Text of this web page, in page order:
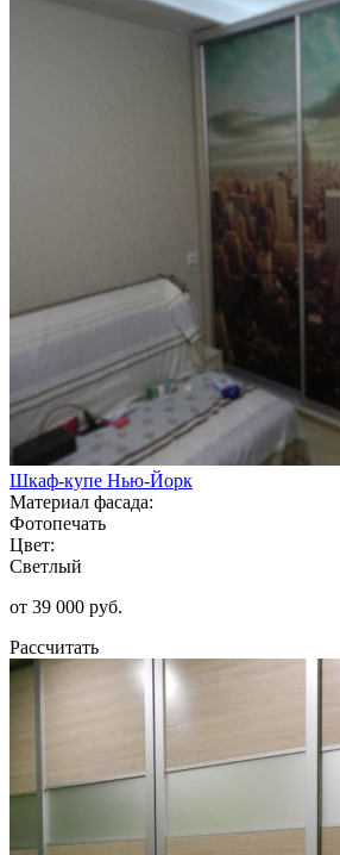
Шкаф-купе Нью-Йорк
Материал фасада:
Фотопечать
Цвет:
Светлый
от 39 000 руб.
Рассчитать